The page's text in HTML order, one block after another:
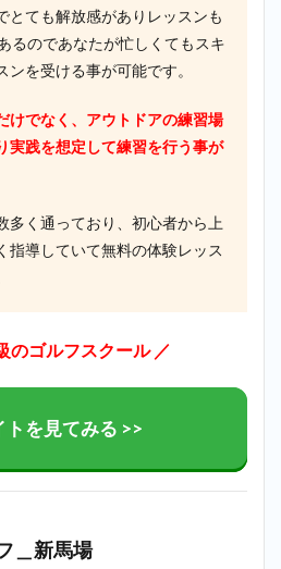
とても解放感がありレッスンも
るのであなたが忙しくてもスキ
ンを受ける事が可能です。
けでなく、アウトドアの練習場
実践を想定して練習を行う事が
多く通っており、初心者から上
指導していて無料の体験レッス
のゴルフスクール ／
トを見てみる >>
＿新馬場